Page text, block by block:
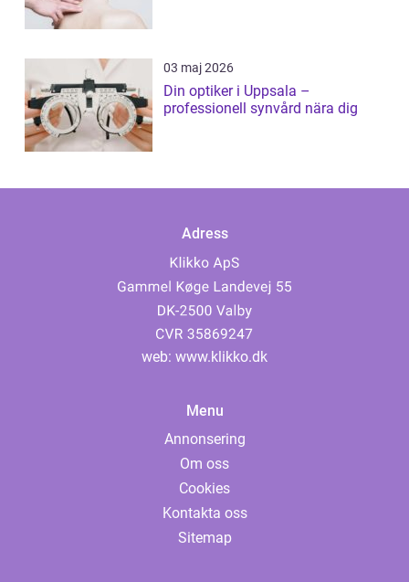
03 maj 2026
Din optiker i Uppsala –
professionell synvård nära dig
Adress
web: www.klikko.dk
Menu
Annonsering
Om oss
Cookies
Kontakta oss
Sitemap